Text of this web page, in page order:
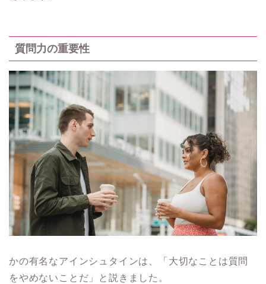
質問力の重要性
かの有名なアインシュタインは、「大切なことは質問
をやめないことだ」と説きました。